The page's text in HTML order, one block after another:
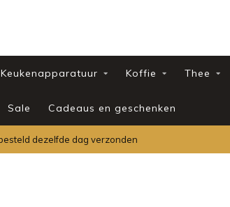
Keukenapparatuur Koffie Thee
Sale Cadeaus en geschenken
dezelfde dag verzonden